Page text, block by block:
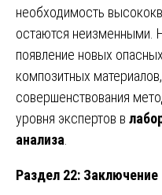
необходимость
остаются неизменными.
появление новых
композитных
совершенствования
уровня экспертов в
анализа
Раздел 22: Заключение